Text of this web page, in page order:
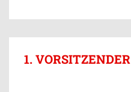
1. VORSITZENDER